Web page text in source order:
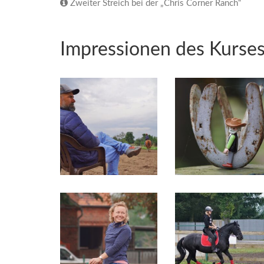
Zweiter Streich bei der „Chris Corner Ranch“
Impressionen des